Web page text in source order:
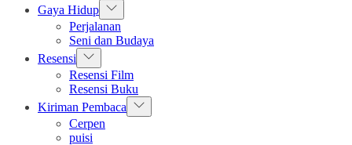
Gaya Hidup Show
sub
menu
Perjalanan
Seni dan Budaya
Resensi Show
sub
menu
Resensi Film
Resensi Buku
Kiriman Pembaca Show
sub
Cerpen
puisi